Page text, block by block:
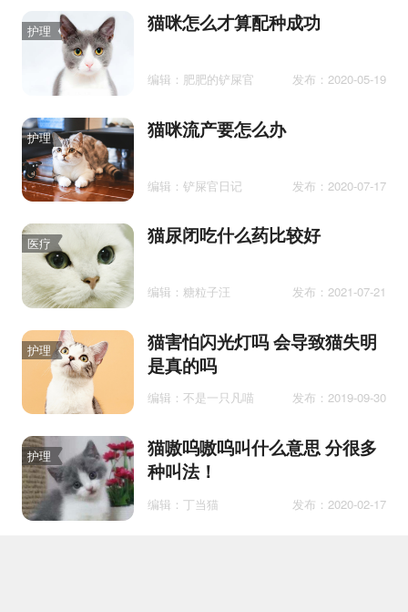
护理 猫咪怎么才算配种成功
编辑：肥肥的铲屎官 发布：2020-05-19
护理 猫咪流产要怎么办
编辑：铲屎官日记 发布：2020-07-17
医疗 猫尿闭吃什么药比较好
编辑：糖粒子汪 发布：2021-07-21
护理
猫害怕闪光灯吗 会导致猫失明
是真的吗
编辑：不是一只凡喵 发布：2019-09-30
护理
猫嗷呜嗷呜叫什么意思 分很多
种叫法！
编辑：丁当猫 发布：2020-02-17